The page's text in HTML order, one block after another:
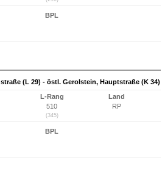
BPL
(L 29) - östl. Gerolstein, Hauptstraße (K 34)
L-Rang
510
(345)
Land
RP
BPL